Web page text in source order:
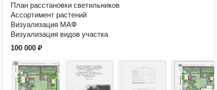
План расстановки светильников
Ассортимент растений
Визуализация МАФ
Визуализация видов участка
100 000 ₽